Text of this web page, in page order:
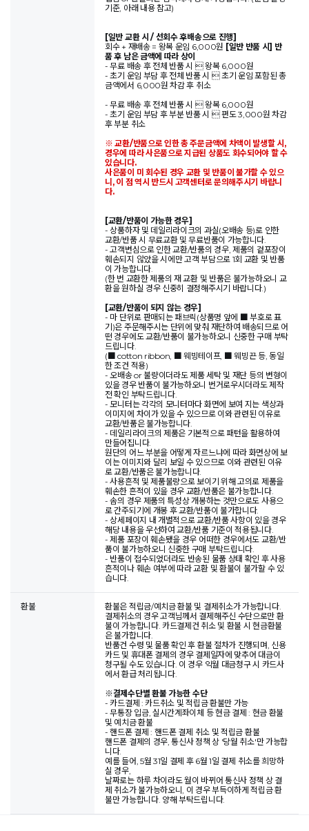
기준, 아래 내용 참고)
[일반 교환 시 / 선회수 후배송으로 진행]
회수 + 재배송 = 왕복 운임 6,000원 [일반 반품 시] 반
품 후 남은 금액에 따라 상이
- 무료 배송 후 전체 반품 시  왕복 6,000원
- 초기 운임 부담 후 전체 반품 시  초기 운임 포함된 총
금액에서 6,000원 차감 후 취소
- 무료 배송 후 전체 반품 시  왕복 6,000원
- 초기 운임 부담 후 부분 반품 시  편도 3,000원 차감
후 부분 취소
※ 교환/반품으로 인한 총 주문금액에 차액이 발생할 시,
경우에 따라 사은품으로 지급된 상품도 회수되어야 할 수
있습니다.
사은품이 미 회수된 경우 교환 및 반품이 불가할 수 있으
니, 이 점 역시 반드시 고객센터로 문의해주시기 바랍니
다.
[교환/반품이 가능한 경우]
- 상품하자 및 데일리라이크의 과실(오배송 등)로 인한
교환/반품 시 무료교환 및 무료반품이 가능합니다.
- 고객변심으로 인한 교환/반품의 경우, 제품의 겉포장이
훼손되지 않았을 시에만 고객 부담으로 1회 교환 및 반품
이 가능합니다.
(한 번 교환한 제품의 재 교환 및 반품은 불가능하오니 교
환을 원하실 경우 신중히 결정해주시기 바랍니다.)
[교환/반품이 되지 않는 경우]
- 마 단위로 판매되는 패브릭(상품명 앞에 ■ 부호로 표
기)은 주문해주시는 단위에 맞춰 재단하여 배송되므로 어
떤 경우에도 교환/반품이 불가능하오니 신중한 구매 부탁
드립니다.
(■ cotton ribbon, ■ 웨빙테이프, ■ 웨빙끈 등, 동일
한 조건 적용)
- 오배송 or 불량이더라도 제품 세탁 및 재단 등의 변형이
있을 경우 반품이 불가능하오니 번거로우시더라도 제작
전 확인 부탁드립니다.
- 모니터는 각각의 모니터마다 화면에 보여 지는 색상과
이미지에 차이가 있을 수 있으므로 이와 관련된 이유로
교환/반품은 불가능합니다.
- 데일리라이크의 제품은 기본적으로 패턴을 활용하여
만들어집니다.
원단의 어느 부분을 어떻게 자르느냐에 따라 화면상에 보
이는 이미지와 달리 보일 수 있으므로 이와 관련된 이유
로 교환/반품은 불가능합니다.
- 사용흔적 및 제품불량으로 보이기 위해 고의로 제품을
훼손한 흔적이 있을 경우 교환/반품은 불가능합니다.
- 솜의 경우 제품의 특성상 개봉하는 것만으로도 사용으
로 간주되기에 개봉 후 교환/반품이 불가합니다.
- 상세페이지 내 개별적으로 교환/반품 사항이 있을 경우
해당 내용을 우선하여 교환/반품 기준이 적용됩니다.
- 제품 포장이 훼손됐을 경우 어떠한 경우에서도 교환/반
품이 불가능하오니 신중한 구매 부탁드립니다.
- 반품이 접수되었더라도 반송된 물품 상태 확인 후 사용
흔적이나 훼손 여부에 따라 교환 및 환불이 불가할 수 있
습니다.
환불
환불은 적립금/예치금 환불 및 결제취소가 가능합니다.
결제취소의 경우 고객님께서 결제해주신 수단으로만 환
불이 가능합니다. 카드결제건 취소 및 환불 시 현금환불
은 불가합니다.
반품건 수령 및 물품 확인 후 환불 절차가 진행되며, 신용
카드 및 휴대폰 결제의 경우 결제일자에 맞추어 대금이
청구될 수도 있습니다. 이 경우 익월 대금청구 시 카드사
에서 환급 처리됩니다.
※결제수단별 환불 가능한 수단
- 카드결제 : 카드취소 및 적립금 환불만 가능
- 무통장 입금, 실시간계좌이체 등 현금 결제 : 현금 환불
및 예치금 환불
- 핸드폰 결제 : 핸드폰 결제 취소 및 적립금 환불
핸드폰 결제의 경우, 통신사 정책 상 '당월 취소'만 가능합
니다.
예를 들어, 5월 31일 결제 후 6월 1일 결제 취소를 희망하
실 경우,
날짜로는 하루 차이라도 월이 바뀌어 통신사 정책 상 결
제 취소가 불가능하오니, 이 경우 부득이하게 적립금 환
불만 가능합니다. 양해 부탁드립니다.